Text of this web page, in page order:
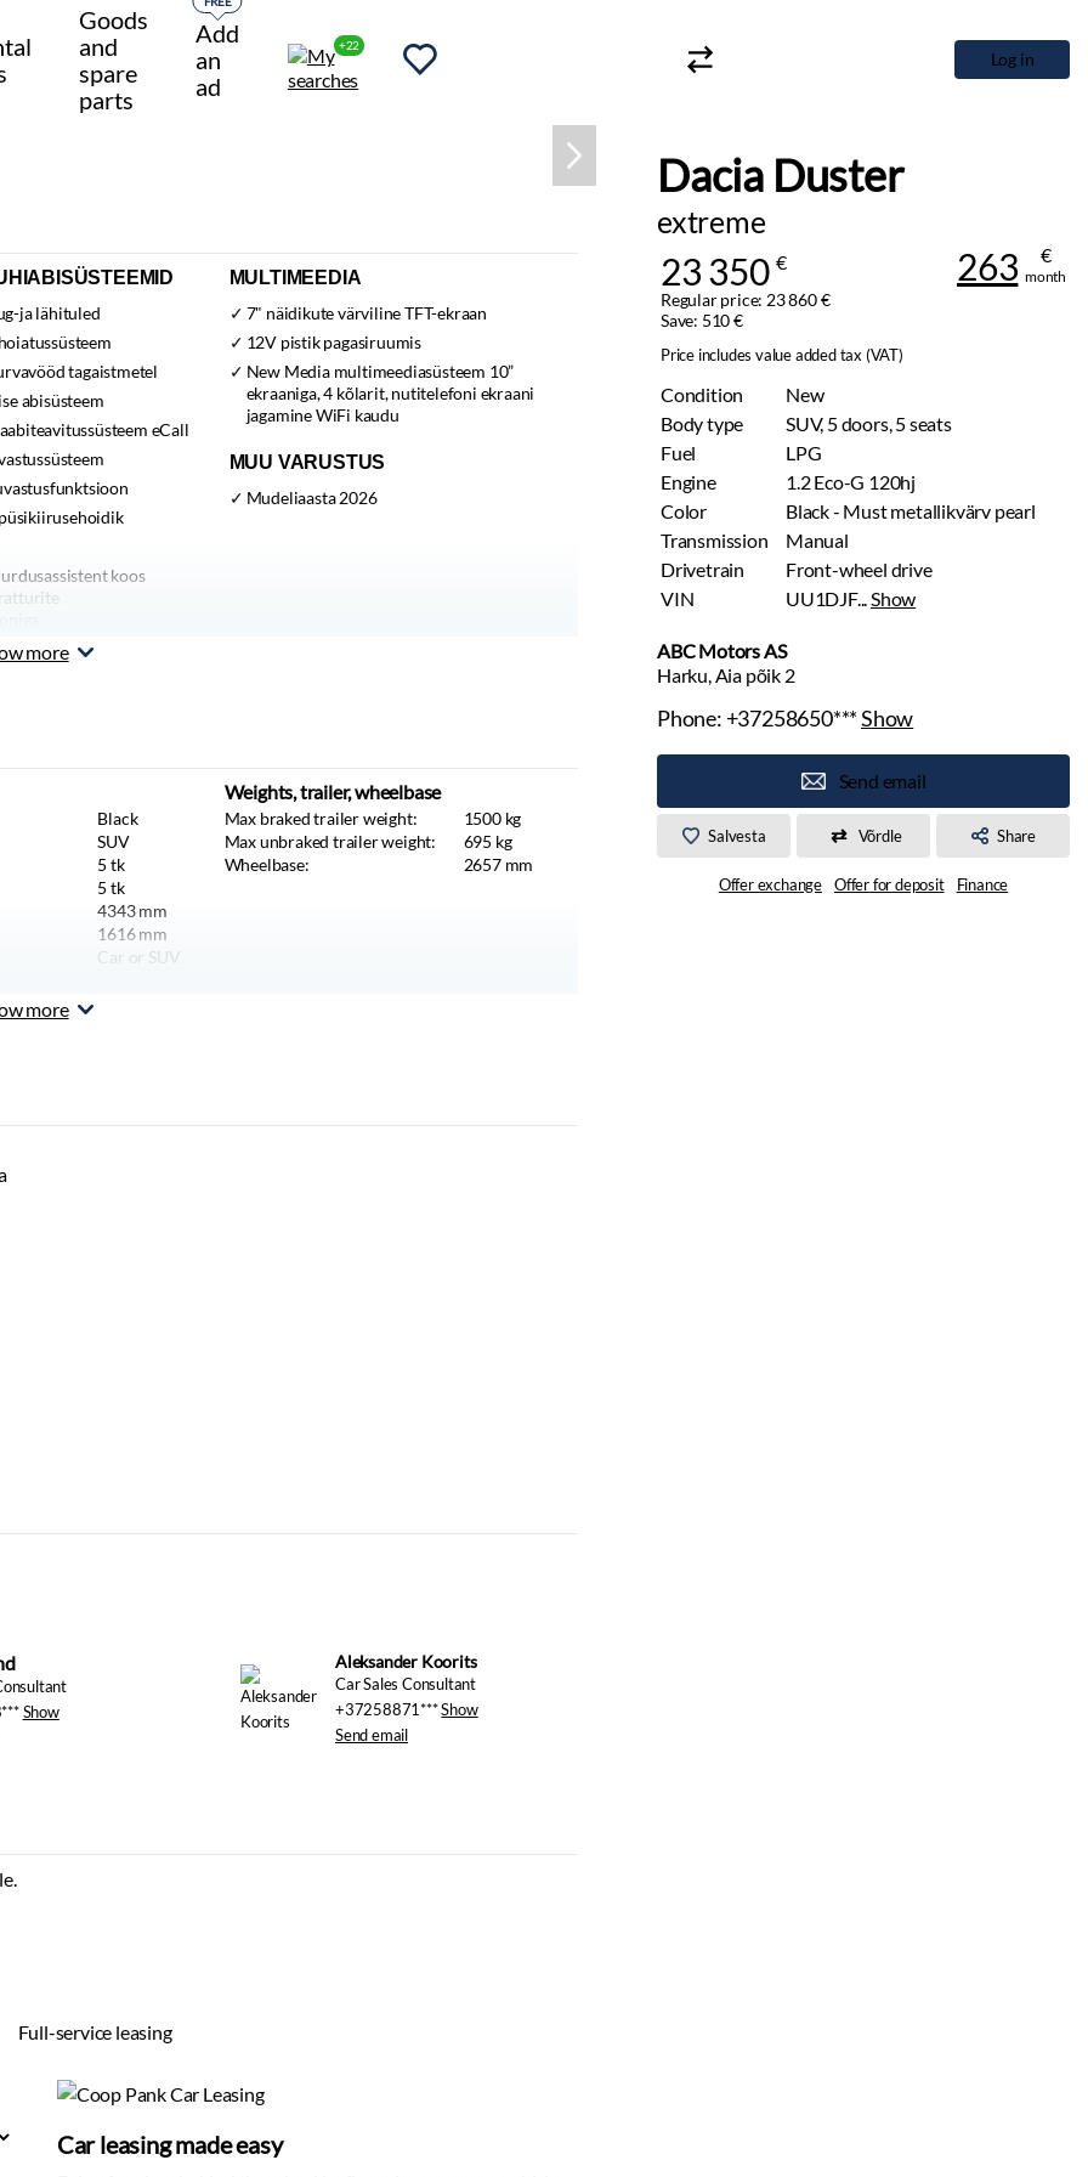
Goods
and
spare
parts
Add
an
ad
+22
Log in
Dacia Duster
extreme
23 350 €
Regular price: 23 860 €
Save: 510 €
263 €
month
Price includes value added tax (VAT)
Condition
New
Body type
SUV, 5 doors, 5 seats
Fuel
LPG
Engine
1.2 Eco-G 120hj
Color
Black - Must metallikvärv pearl
Transmission
Manual
Drivetrain
Front-wheel drive
VIN
UU1DJF...Show
ABC Motors AS
Harku, Aia põik 2
Phone:+37258650***Show
Send email
Salvesta Võrdle Share
Offer exchange Offer for deposit Finance
ja lähituled
tagaistmetel
abisüsteem
eCall
koos
väljalülitatav
+
mäest laskumise
päev/öö
MULTIMEEDIA
7" näidikute värviline TFT-ekraan
12V pistik pagasiruumis
New Media multimeediasüsteem 10”
ekraaniga, 4 kõlarit, nutitelefoni ekraani
jagamine WiFi kaudu
MUU VARUSTUS
Mudeliaasta 2026
more
Black
SUV
5 tk
5 tk
4343mm
1616mm
Car or SUV
Weights, trailer, wheelbase
Max braked trailer weight: 1500 kg
Max unbraked trailer weight:
695 kg
Wheelbase:
2657 mm
more
Show
Car Sales Consultant
+37258871***Show
Send email
Full-service leasing
Car leasing made easy